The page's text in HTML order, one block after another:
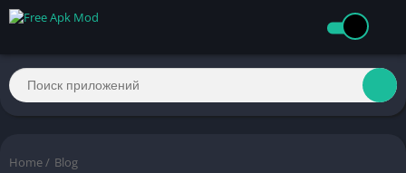
Home / Blog